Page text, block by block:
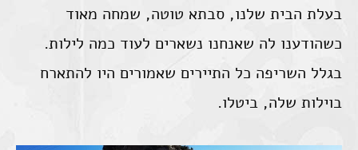
בעלת הבית שלנו, סבתא טוטה, שמחה מאוד
כשהודענו לה שאנחנו נשארים לעוד כמה לילות.
בגלל השריפה כל התיירים שאמורים היו להתארח
בוילות שלה, ביטלו.